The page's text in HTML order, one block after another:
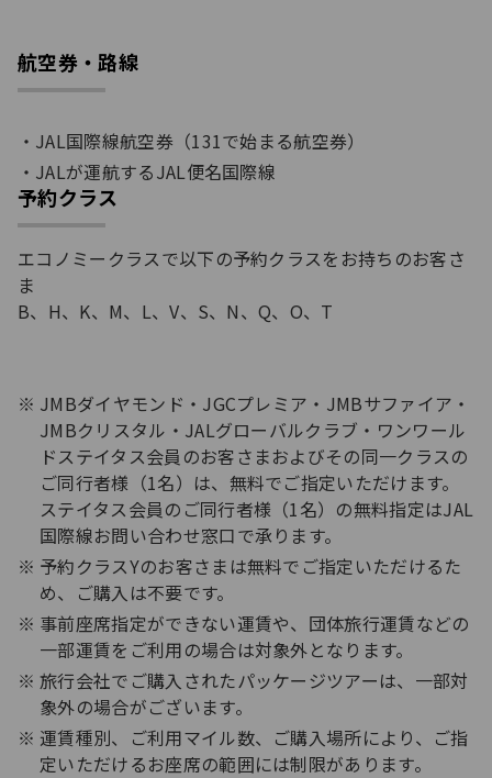
航空券・路線
JAL国際線航空券（131で始まる航空券）
JALが運航するJAL便名国際線
予約クラス
エコノミークラスで以下の予約クラスをお持ちのお客さ
ま
B、H、K、M、L、V、S、N、Q、O、T
JMBダイヤモンド・JGCプレミア・JMBサファイア・
JMBクリスタル・JALグローバルクラブ・ワンワール
ドステイタス会員のお客さまおよびその同一クラスの
ご同行者様（1名）は、無料でご指定いただけます。
ステイタス会員のご同行者様（1名）の無料指定はJAL
国際線お問い合わせ窓口で承ります。
予約クラスYのお客さまは無料でご指定いただけるた
め、ご購入は不要です。
事前座席指定ができない運賃や、団体旅行運賃などの
一部運賃をご利用の場合は対象外となります。
旅行会社でご購入されたパッケージツアーは、一部対
象外の場合がございます。
運賃種別、ご利用マイル数、ご購入場所により、ご指
定いただけるお座席の範囲には制限があります。